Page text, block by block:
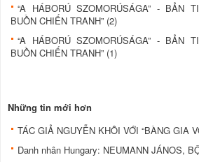
“A HÁBORÚ SZOMORÚSÁGA” - BẢN
BUỒN CHIẾN TRANH” (2)
“A HÁBORÚ SZOMORÚSÁGA” - BẢN
BUỒN CHIẾN TRANH” (1)
Những tin mới hơn
TÁC GIẢ NGUYỄN KHÔI VỚI “BÀNG GIA
Danh nhân Hungary: NEUMANN JÁNOS,